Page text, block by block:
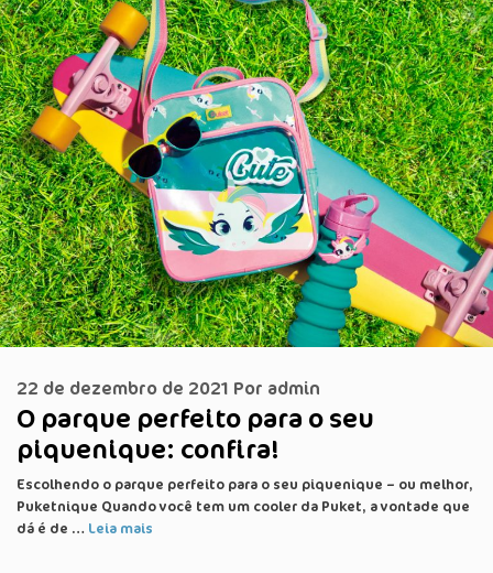
O parque perfeito para o seu
piquenique: confira!
22 de dezembro de 2021 Por admin
Escolhendo o parque perfeito para o seu piquenique – ou melhor,
Puketnique Quando você tem um cooler da Puket, a vontade que
dá é de … Leia mais